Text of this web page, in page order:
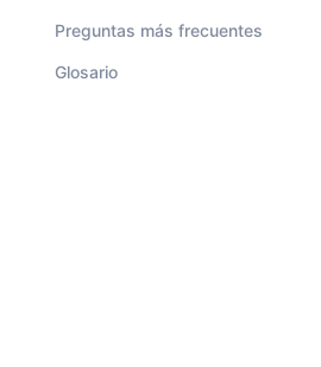
Preguntas más frecuentes
Glosario